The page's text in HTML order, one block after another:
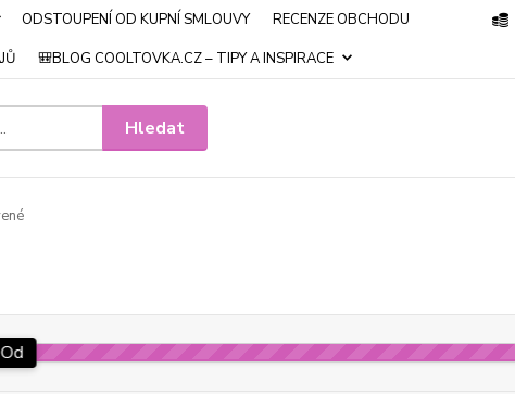
ODSTOUPENÍ OD KUPNÍ SMLOUVY
RECENZE OBCHODU
🎒BLOG COOLTOVKA.CZ – TIPY A INSPIRACE
Hledat
Od